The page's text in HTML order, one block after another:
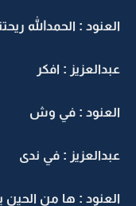
العنود : الحمدالله
عبدالعزيز : افكر
العنود : في وش
عبدالعزيز : في ندى
العنود : ها من الحين